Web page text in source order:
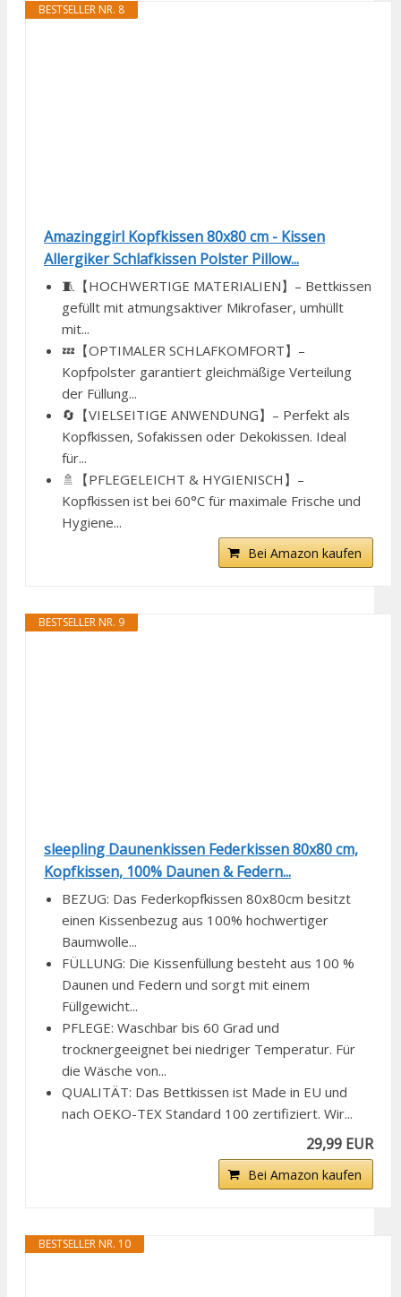
BESTSELLER NR. 8
Amazinggirl Kopfkissen 80x80 cm - Kissen
Allergiker Schlafkissen Polster Pillow...
🧵【HOCHWERTIGE MATERIALIEN】– Bettkissen
gefüllt mit atmungsaktiver Mikrofaser, umhüllt
mit...
💤【OPTIMALER SCHLAFKOMFORT】–
Kopfpolster garantiert gleichmäßige Verteilung
der Füllung...
🔄【VIELSEITIGE ANWENDUNG】– Perfekt als
Kopfkissen, Sofakissen oder Dekokissen. Ideal
für...
🚿【PFLEGELEICHT & HYGIENISCH】–
Kopfkissen ist bei 60°C für maximale Frische und
Hygiene...
Bei Amazon kaufen
BESTSELLER NR. 9
sleepling Daunenkissen Federkissen 80x80 cm,
Kopfkissen, 100% Daunen & Federn...
BEZUG: Das Federkopfkissen 80x80cm besitzt
einen Kissenbezug aus 100% hochwertiger
Baumwolle...
FÜLLUNG: Die Kissenfüllung besteht aus 100 %
Daunen und Federn und sorgt mit einem
Füllgewicht...
PFLEGE: Waschbar bis 60 Grad und
trocknergeeignet bei niedriger Temperatur. Für
die Wäsche von...
QUALITÄT: Das Bettkissen ist Made in EU und
nach OEKO-TEX Standard 100 zertifiziert. Wir...
29,99 EUR
Bei Amazon kaufen
BESTSELLER NR. 10